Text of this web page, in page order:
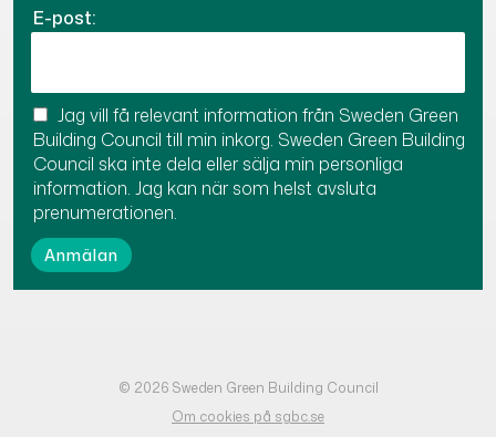
E-post:
Jag vill få relevant information från Sweden Green
Building Council till min inkorg. Sweden Green Building
Council ska inte dela eller sälja min personliga
information. Jag kan när som helst avsluta
prenumerationen.
© 2026 Sweden Green Building Council
Om cookies på sgbc.se